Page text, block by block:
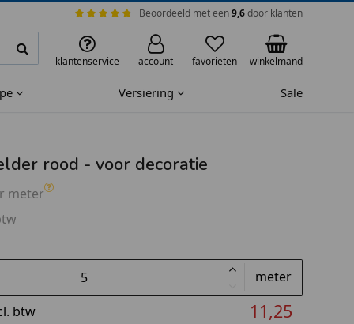
Beoordeeld met een9,6door klanten
klantenservice account favorieten winkelmand
Versiering Sale
rood - voor decoratie
meter
meter
btw
11,25